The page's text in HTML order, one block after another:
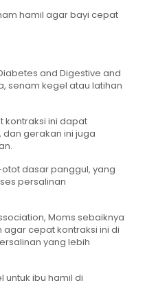
hamil agar bayi cepat
and Digestive and
senam kegel atau latihan
kontraksi ini dapat
gerakan ini juga
dasar panggul, yang
persalinan
Moms sebaiknya
cepat kontraksi ini di
yang lebih
ibu hamil di